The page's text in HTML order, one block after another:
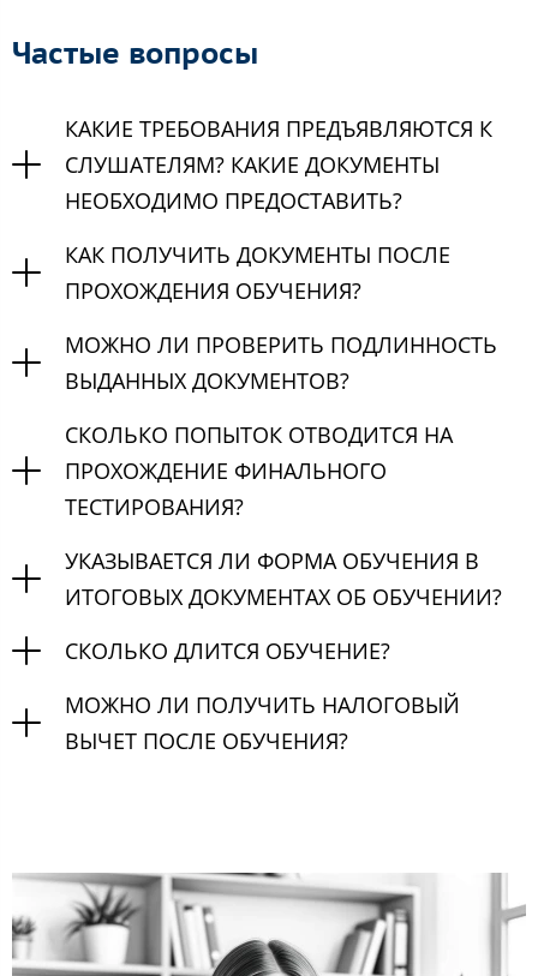
Частые вопросы
КАКИЕ ТРЕБОВАНИЯ ПРЕДЪЯВЛЯЮТСЯ К
СЛУШАТЕЛЯМ? КАКИЕ ДОКУМЕНТЫ
НЕОБХОДИМО ПРЕДОСТАВИТЬ?
КАК ПОЛУЧИТЬ ДОКУМЕНТЫ ПОСЛЕ
ПРОХОЖДЕНИЯ ОБУЧЕНИЯ?
МОЖНО ЛИ ПРОВЕРИТЬ ПОДЛИННОСТЬ
ВЫДАННЫХ ДОКУМЕНТОВ?
СКОЛЬКО ПОПЫТОК ОТВОДИТСЯ НА
ПРОХОЖДЕНИЕ ФИНАЛЬНОГО
ТЕСТИРОВАНИЯ?
УКАЗЫВАЕТСЯ ЛИ ФОРМА ОБУЧЕНИЯ В
ИТОГОВЫХ ДОКУМЕНТАХ ОБ ОБУЧЕНИИ?
СКОЛЬКО ДЛИТСЯ ОБУЧЕНИЕ?
МОЖНО ЛИ ПОЛУЧИТЬ НАЛОГОВЫЙ
ВЫЧЕТ ПОСЛЕ ОБУЧЕНИЯ?